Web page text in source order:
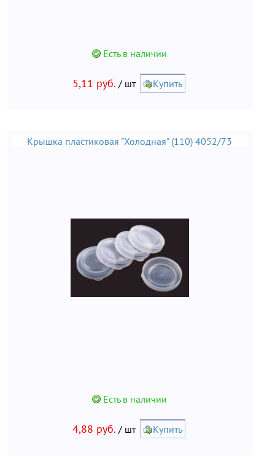
Есть в наличии
5,11 руб. / шт Купить
Крышка пластиковая "Холодная" (110) 4052/73
Есть в наличии
4,88 руб. / шт Купить